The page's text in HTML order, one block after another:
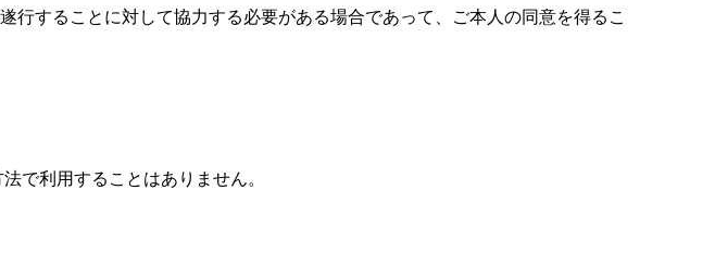
することに対して協力する必要がある場合であって、ご本人の同意を得るこ
で利用することはありません。